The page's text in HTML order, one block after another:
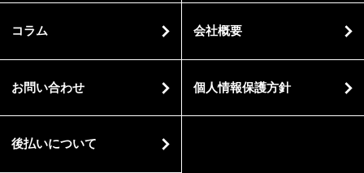
コラム 会社概要
お問い合わせ 個人情報保護方針
後払いについて